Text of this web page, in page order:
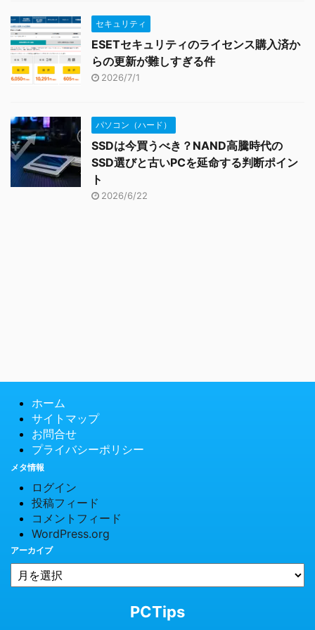
セキュリティ
ESETセキュリティのライセンス購入済か
らの更新が難しすぎる件
2026/7/1
パソコン（ハード）
SSDは今買うべき？NAND高騰時代の
SSD選びと古いPCを延命する判断ポイン
ト
2026/6/22
ホーム
サイトマップ
お問合せ
プライバシーポリシー
メタ情報
ログイン
投稿フィード
コメントフィード
WordPress.org
アーカイブ
PCTips
© 2026 PCTips